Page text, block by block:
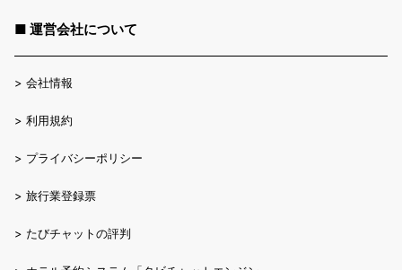
■ 運営会社について
> 会社情報
> 利用規約
> プライバシーポリシー
> 旅行業登録票
> たびチャットの評判